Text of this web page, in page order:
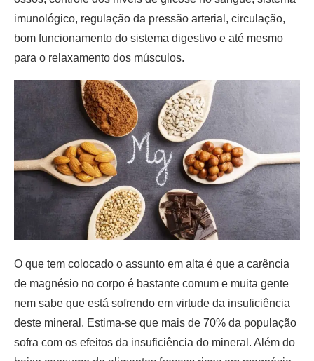
imunológico, regulação da pressão arterial, circulação,
bom funcionamento do sistema digestivo e até mesmo
para o relaxamento dos músculos.
O que tem colocado o assunto em alta é que a carência
de magnésio no corpo é bastante comum e muita gente
nem sabe que está sofrendo em virtude da insuficiência
deste mineral. Estima-se que mais de 70% da população
sofra com os efeitos da insuficiência do mineral. Além do